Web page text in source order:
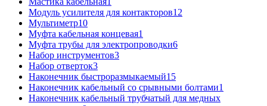
Модуль усилителя для контакторов12
Мультиметр10
Муфта кабельная концевая1
Муфта трубы для электропроводки6
Набор инструментов3
Набор отверток3
Наконечник быстроразмыкаемый15
Наконечник кабельный со срывными болтами1
Наконечник кабельный трубчатый для медных